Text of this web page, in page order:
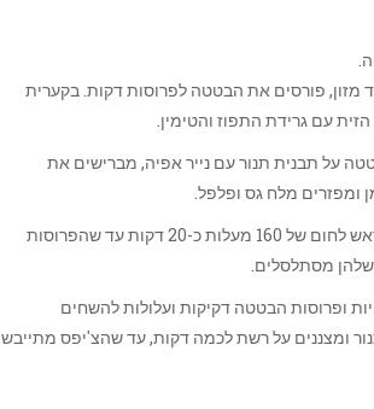
מזון, פורסים את הבטטה לפרוסות דקות. בקערית
עם גרידת התפוז והטימין.
על תבנית תנור עם נייר אפיה, מברישים את
ומפזרים מלח גס ופלפל.
אופים בתנור שחומם מראש לחום של 160 מעלות כ-20 דקות עד שהפרוסות
שלהן מסתלסלים.
ופרוסות הבטטה דקיקות ועלולות להשחים
ומצננים על רשת לכמה דקות, עד שהצ'יפס מתייבש